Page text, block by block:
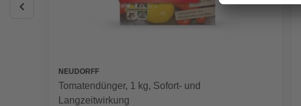
NEUDORFF
Tomatendünger, 1 kg, Sofort- und
Langzeitwirkung